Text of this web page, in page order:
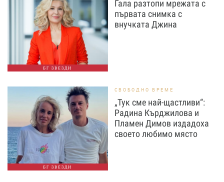
БГ ЗВЕЗДИ
Гала разтопи мрежата с
първата снимка с
внучката Джина
БГ ЗВЕЗДИ
СВОБОДНО ВРЕМЕ
„Тук сме най-щастливи“:
Радина Кърджилова и
Пламен Димов издадоха
своето любимо място